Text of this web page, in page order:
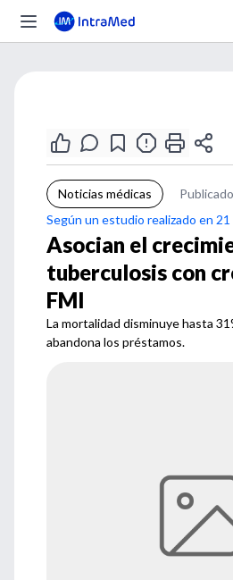
Noticias médicas
Según un estudio realizado en 21
Asocian el
tuberculosis con
FMI
La mortalidad disminuye hasta
abandona los préstamos.